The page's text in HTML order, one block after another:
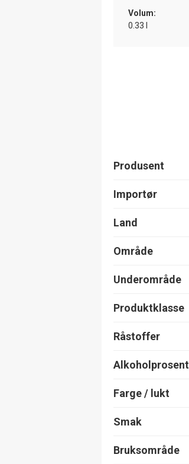
Volum:
0.33 l
Produsent
Importør
Land
Område
Underområde
Produktklasse
Råstoffer
Alkoholprosent
Farge / lukt
Smak
Bruksområde